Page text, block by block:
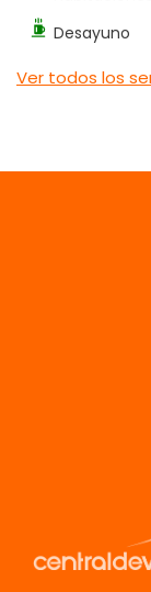
Desayuno
Ver todos los